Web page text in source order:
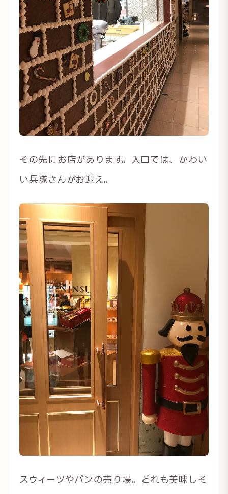
その先にお店があります。入口では、かわい
い兵隊さんがお迎え。
スウィーツやパンの売り場。どれも美味しそ